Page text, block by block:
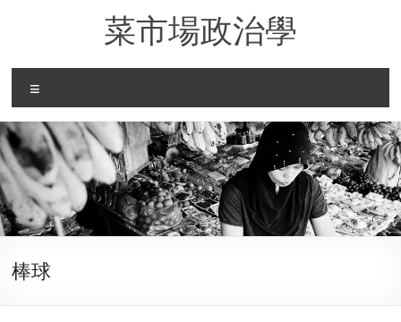
菜市場政治學
棒球